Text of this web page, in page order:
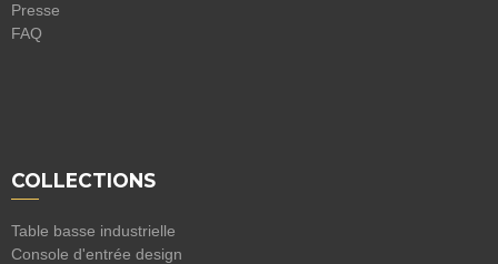
Presse
FAQ
COLLECTIONS
Table basse industrielle
Console d'entrée design